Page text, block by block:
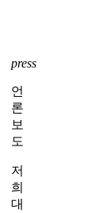
press
언
론
보
도
저
희
대